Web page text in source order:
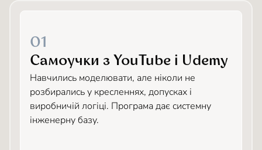
01
Самоучки з YouTube і Udemy
Навчились моделювати, але ніколи не
розбирались у кресленнях, допусках і
виробничій логіці. Програма дає системну
інженерну базу.